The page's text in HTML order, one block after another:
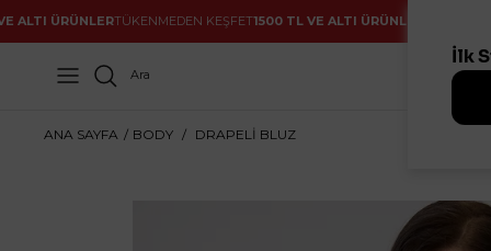
TÜKENMEDEN KEŞFET 1500 TL VE ALTI ÜRÜNLERTÜKENMEDEN
Ara
ANA SAYFA / BODY / DRAPELİ BLUZ